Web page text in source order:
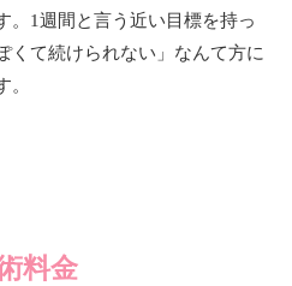
。1週間と言う近い目標を持っ
くて続けられない」なんて方に
。
料金